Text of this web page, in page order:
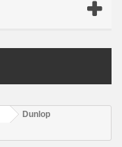
Dunlop